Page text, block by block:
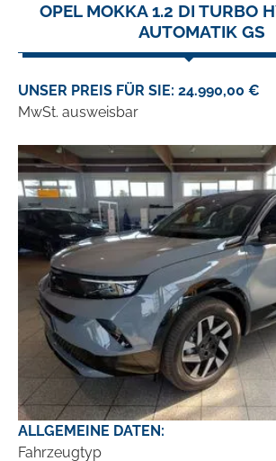
OPEL MOKKA 1.2 DI TURBO
AUTOMATIK GS
UNSER PREIS FÜR SIE: 24.990,00 €
MwSt. ausweisbar
ALLGEMEINE DATEN:
Fahrzeugtyp